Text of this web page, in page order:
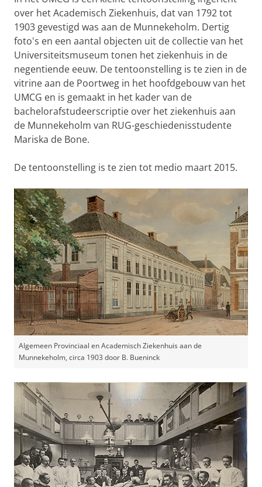
over het Academisch Ziekenhuis, dat van 1792 tot
1903 gevestigd was aan de Munnekeholm. Dertig
foto's en een aantal objecten uit de collectie van het
Universiteitsmuseum tonen het ziekenhuis in de
negentiende eeuw. De tentoonstelling is te zien in de
vitrine aan de Poortweg in het hoofdgebouw van het
UMCG en is gemaakt in het kader van de
bachelorafstudeerscriptie over het ziekenhuis aan
de Munnekeholm van RUG-geschiedenisstudente
Mariska de Bone.
De tentoonstelling is te zien tot medio maart 2015.
Algemeen Provinciaal en Academisch Ziekenhuis aan de
Munnekeholm, circa 1903 door B. Bueninck